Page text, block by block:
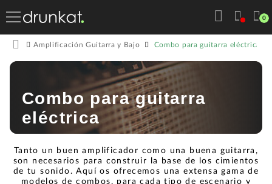
0
Amplificación Guitarra y Bajo Combo para guitarra eléctrica
Combo para guitarra
eléctrica
Tanto un buen amplificador como una buena guitarra,
son necesarios para construir la base de los cimientos
de tu sonido. Aquí os ofrecemos una extensa gama de
modelos de combos, para cada tipo de escenario y